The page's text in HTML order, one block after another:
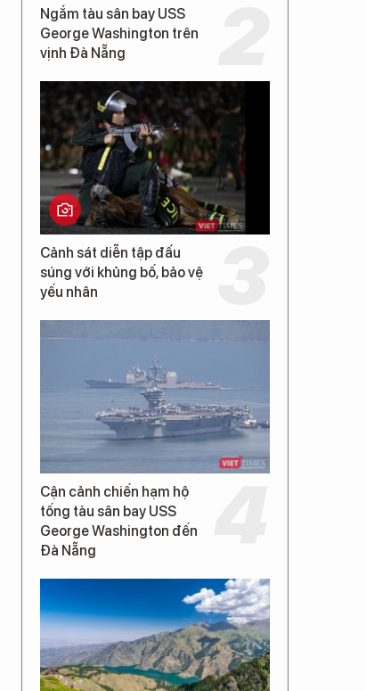
Ngắm tàu sân bay USS
George Washington trên
vịnh Đà Nẵng
Cảnh sát diễn tập đấu
súng với khủng bố, bảo vệ
yếu nhân
Cận cảnh chiến hạm hộ
tống tàu sân bay USS
George Washington đến
Đà Nẵng